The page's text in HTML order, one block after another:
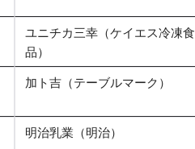
ユニチカ三幸（ケイエス冷凍食
品）
加ト吉（テーブルマーク）
明治乳業（明治）